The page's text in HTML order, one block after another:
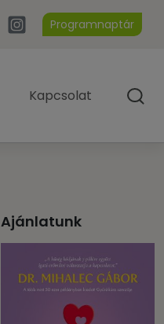
Programnaptár
Kapcsolat
Ajánlatunk